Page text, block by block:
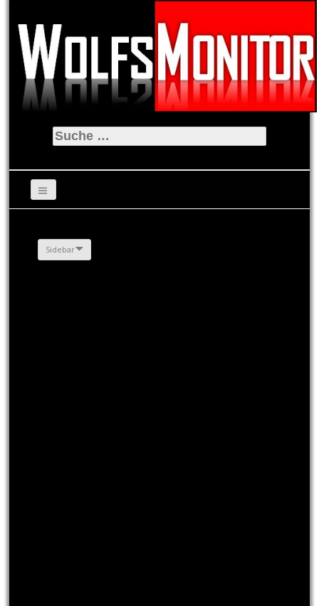
Suche
nach:
Sidebar